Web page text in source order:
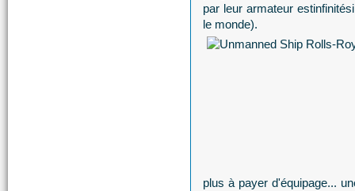
par leur armateur
le monde).
plus à payer d'équipage...